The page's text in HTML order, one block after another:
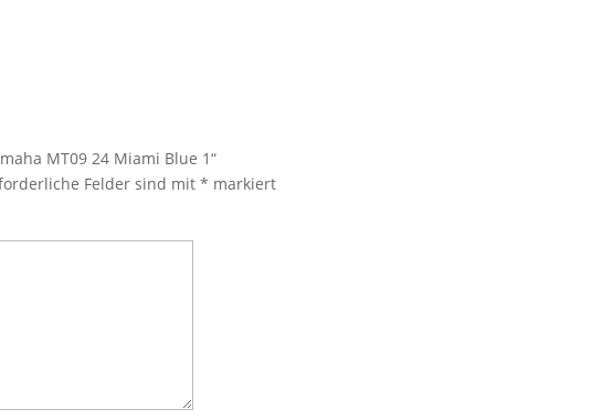
MT09 24 Miami Blue 1“
Felder sind mit * markiert